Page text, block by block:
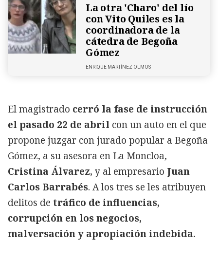
La otra 'Charo' del lío
con Vito Quiles es la
coordinadora de la
cátedra de Begoña
Gómez
ENRIQUE MARTÍNEZ OLMOS
El magistrado cerró la fase de instrucción
el pasado 22 de abril con un auto en el que
propone juzgar con jurado popular a Begoña
Gómez, a su asesora en La Moncloa,
Cristina Álvarez, y al empresario Juan
Carlos Barrabés. A los tres se les atribuyen
delitos de tráfico de influencias,
corrupción en los negocios,
malversación y apropiación indebida.